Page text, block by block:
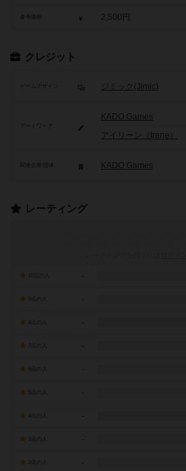
参考価格 2,500円
クレジット
ゲームデザイン ジミック(Jimic)
アートワーク
KADO Games
アイリーン（Irene）
KADO Games
レーティング
-
-
-
7点の人 -
-
-
-
-
-